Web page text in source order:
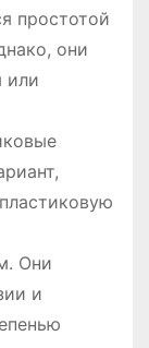
простотой
они
или
Они
и